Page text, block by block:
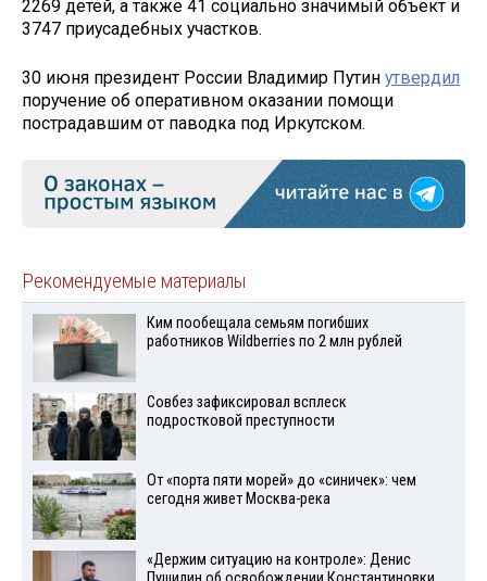
2269 детей, а также 41 социально значимый объект и
3747 приусадебных участков.
30 июня президент России Владимир Путин утвердил
поручение об оперативном оказании помощи
пострадавшим от паводка под Иркутском.
Рекомендуемые материалы
Ким пообещала семьям погибших
работников Wildberries по 2 млн рублей
Совбез зафиксировал всплеск
подростковой преступности
От «порта пяти морей» до «синичек»: чем
сегодня живет Москва-река
«Держим ситуацию на контроле»: Денис